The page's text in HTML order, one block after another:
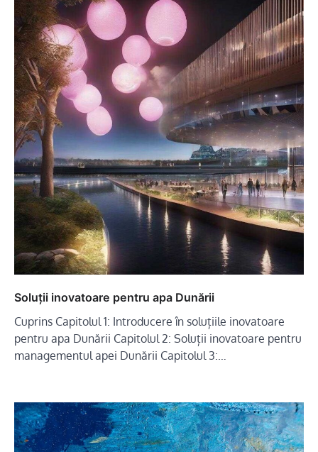
Soluții inovatoare pentru apa Dunării
Cuprins Capitolul 1: Introducere în soluțiile inovatoare
pentru apa Dunării Capitolul 2: Soluții inovatoare pentru
managementul apei Dunării Capitolul 3:…